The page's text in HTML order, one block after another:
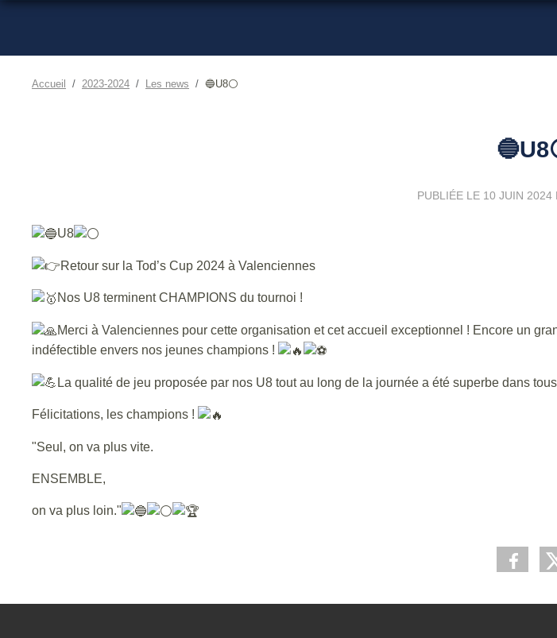
Accueil 2023-2024 Les news 🔵U8⚪️
PUBLIÉE LE 10 JUIN 2024
U8
Retour sur la Tod’s Cup 2024 à Valenciennes
Nos U8 terminent CHAMPIONS du tournoi !
Merci à Valenciennes pour cette organisation et cet accueil exceptionnel ! Encore un
indéfectible envers nos jeunes champions !
La qualité de jeu proposée par nos U8 tout au long de la journée a été superbe dans
Félicitations, les champions !
"Seul, on va plus vite.
ENSEMBLE,
on va plus loin."